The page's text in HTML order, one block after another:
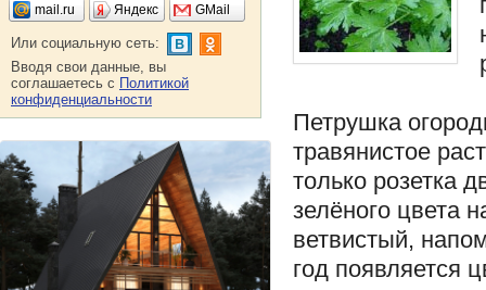
Петрушка
травянистое
только розетка
зелёного цвета
ветвистый,
год появляется
mail.ru Яндекс GMail
Или социальную сеть:
Вводя свои данные, вы
соглашаетесь с Политикой
конфиденциальности